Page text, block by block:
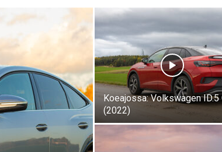
Koeajossa: Volkswagen ID.5
(2022)